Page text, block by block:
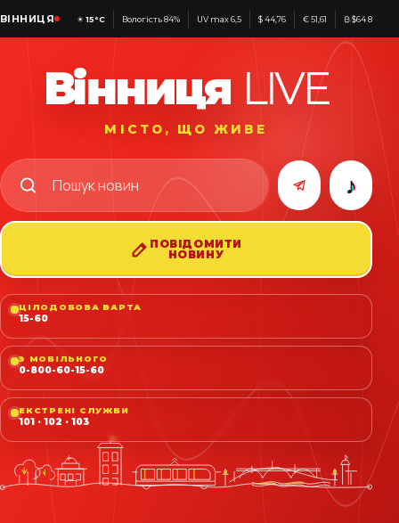
ВІННИЦЯ ☀15°C Вологість 84% UV max 6,5 $ 44,76 € 51,61 ₿ $64 898
Вінниця LIVE
МІСТО, ЩО ЖИВЕ
♪
ПОВІДОМИТИ
НОВИНУ
ЦІЛОДОБОВА ВАРТА
15-60
З МОБІЛЬНОГО
0-800-60-15-60
ЕКСТРЕНІ СЛУЖБИ
101 · 102 · 103